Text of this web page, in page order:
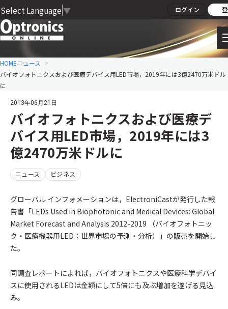
Select Language ▼ ログイン
HOMEニュース
バイオフォトニクスおよび医療デバイス用LED市場，2019年には3億2470万米ドル
に
2013年06月21日
バイオフォトニクスおよび医療デ
バイス用LED市場，2019年には3
億2470万米ドルに
ニュース ビジネス
グローバル インフォメーションは，ElectroniCastが発行した報
告書「LEDs Used in Biophotonic and Medical Devices: Global
Market Forecast and Analysis 2012-2019 （バイオフォトニッ
ク・医療機器用LED：世界市場の予測・分析）」の販売を開始し
た。
同調査レポートによれば，バイオフォトニクスや医療科学デバイ
スに使用されるLEDは金額にして5倍にも及ぶ増加を遂げる見込
み。